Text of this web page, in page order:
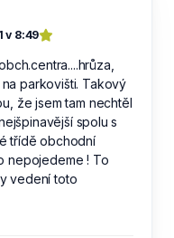
v 8:49
parkovišti. Takový
že jsem tam nechtěl
spolu s
třídě obchodní
nepojedeme ! To
vedení toto